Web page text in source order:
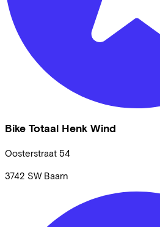
Bike Totaal Henk Wind
Oosterstraat 54
3742 SW Baarn